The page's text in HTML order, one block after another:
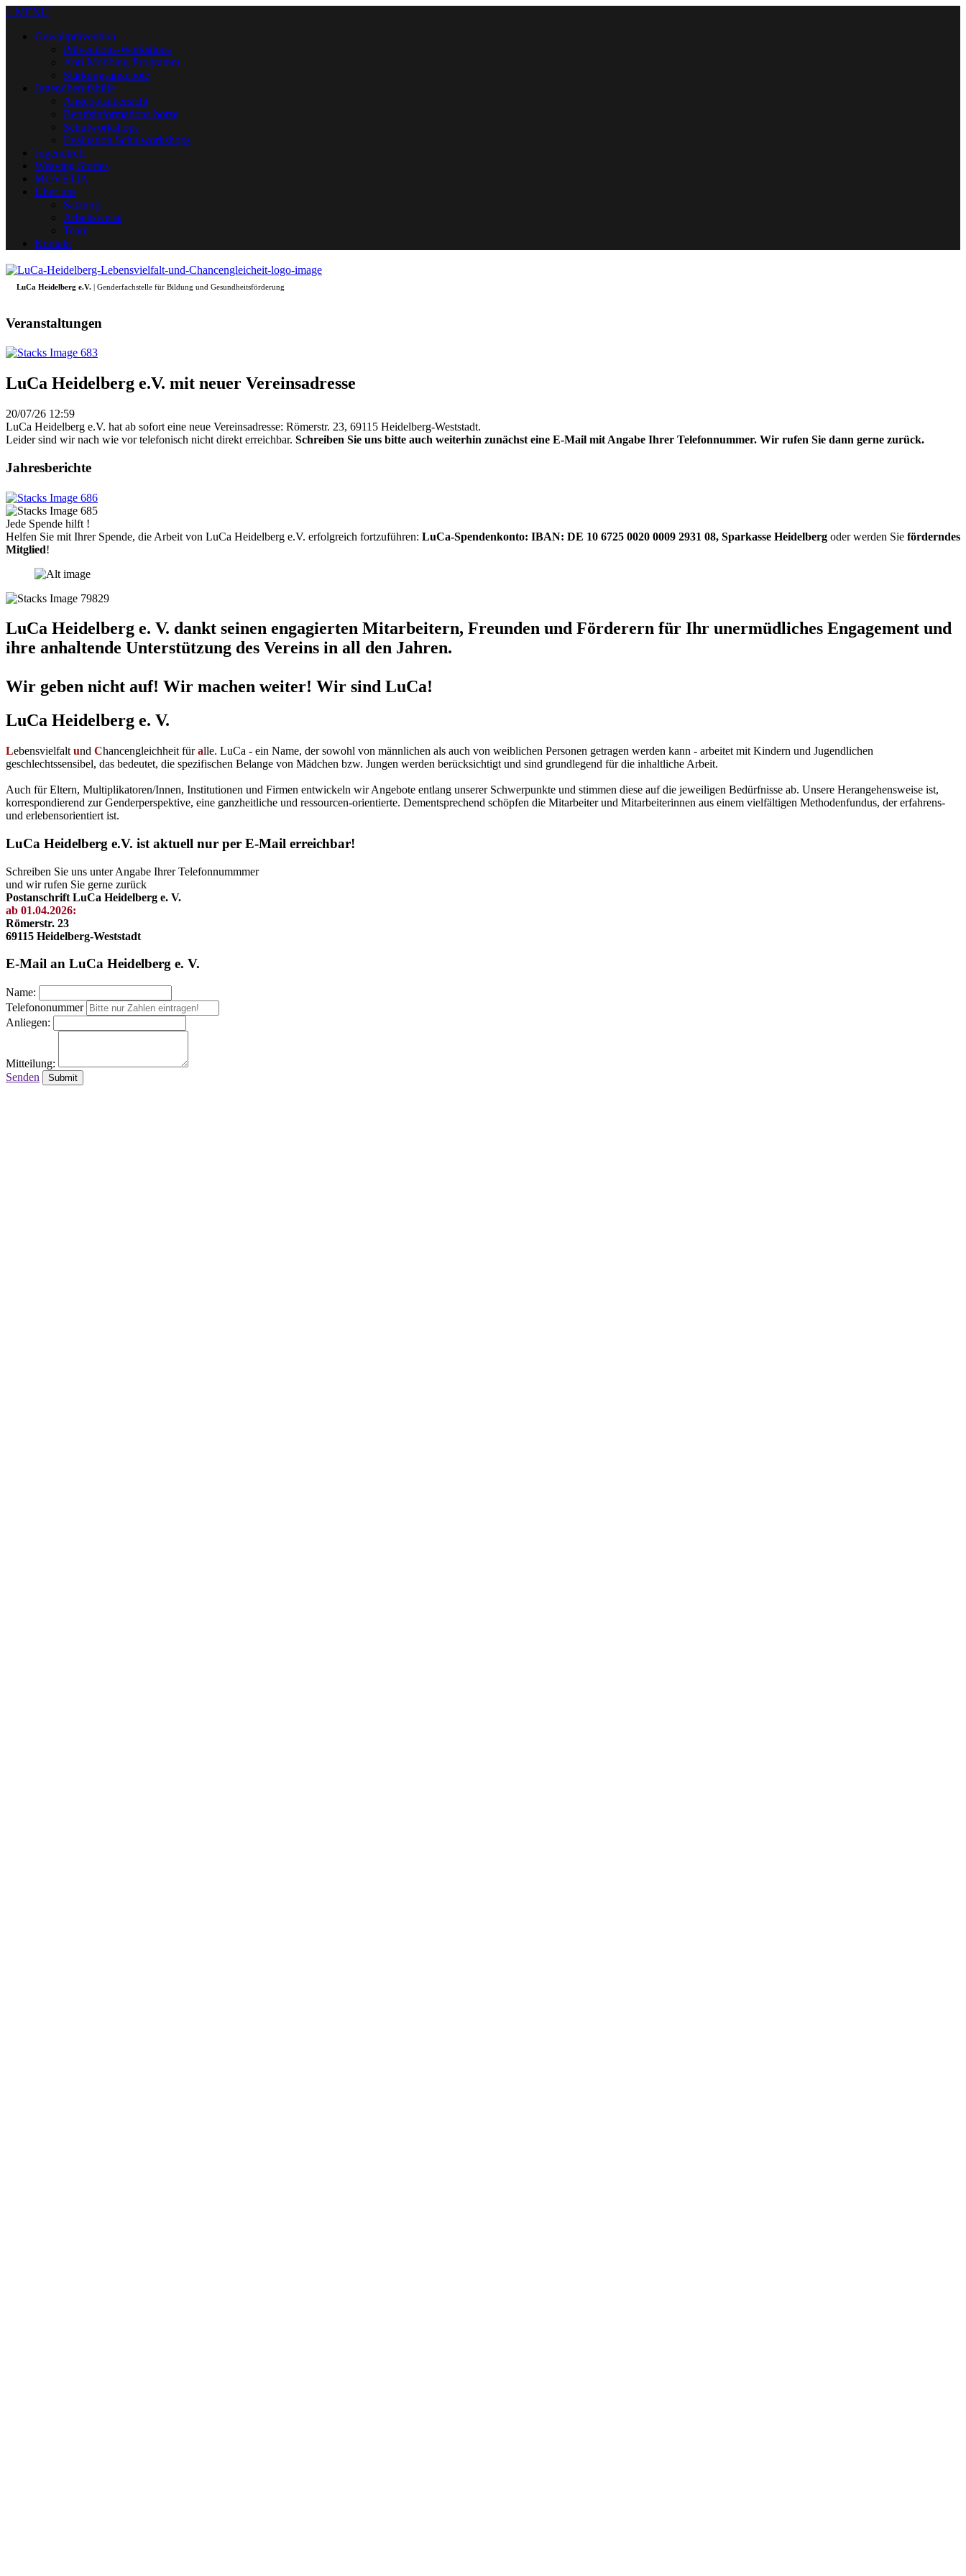
+ MENU
Gewaltprävention
Präventions-Workshops
Anti-Mobbing-Programm
Stärkungsangebote
Jugendberufshilfe
Angebotsübersicht
Berufsinformations-börse
Schulworkshops
Evaluation Schulworkshops
Jugendtreff
Weaving Stories
MOVETIA
Über uns
Satzung
Arbeitsweise
Team
Kontakt
LuCa Heidelberg e.V. | Genderfachstelle für Bildung und Gesundheitsförderung
Veranstaltungen
LuCa Heidelberg e.V. mit neuer Vereinsadresse
20/07/26 12:59
LuCa Heidelberg e.V. hat ab sofort eine neue Vereinsadresse: Römerstr. 23, 69115 Heidelberg-Weststadt.
Leider sind wir nach wie vor telefonisch nicht direkt erreichbar. Schreiben Sie uns bitte auch weiterhin zunächst eine E-Mail mit Angabe Ihrer Telefonnummer. Wir rufen Sie dann gerne zurück.
Jahresberichte
Jede Spende hilft !
Helfen Sie mit Ihrer Spende, die Arbeit von LuCa Heidelberg e.V. erfolgreich fortzuführen: LuCa-Spendenkonto: IBAN: DE 10 6725 0020 0009 2931 08, Sparkasse Heidelberg oder werden Sie förderndes
Mitglied!
LuCa Heidelberg e. V. dankt seinen engagierten Mitarbeitern, Freunden und Förderern für Ihr unermüdliches Engagement und
ihre anhaltende Unterstützung des Vereins in all den Jahren.
Wir geben nicht auf! Wir machen weiter! Wir sind LuCa!
LuCa Heidelberg e. V.
Lebensvielfalt und Chancengleichheit füralle. LuCa - ein Name, der sowohl von männlichen als auch von weiblichen Personen getragen werden kann - arbeitet mit Kindern und Jugendlichen
geschlechtssensibel, das bedeutet, die spezifischen Belange von Mädchen bzw. Jungen werden berücksichtigt und sind grundlegend für die inhaltliche Arbeit.
Auch für Eltern, Multiplikatoren/Innen, Institutionen und Firmen entwickeln wir Angebote entlang unserer Schwerpunkte und stimmen diese auf die jeweiligen Bedürfnisse ab. Unsere Herangehensweise ist,
korrespondierend zur Genderperspektive, eine ganzheitliche und ressourcen-orientierte. Dementsprechend schöpfen die Mitarbeiter und Mitarbeiterinnen aus einem vielfältigen Methodenfundus, der erfahrens-
und erlebensorientiert ist.
LuCa Heidelberg e.V. ist aktuell nur per E-Mail erreichbar!
Schreiben Sie uns unter Angabe Ihrer Telefonnummmer
und wir rufen Sie gerne zurück
Postanschrift LuCa Heidelberg e. V.
ab 01.04.2026:
Römerstr. 23
69115 Heidelberg-Weststadt
E-Mail an LuCa Heidelberg e. V.
Name:
Telefononummer
Anliegen:
Mitteilung:
Senden